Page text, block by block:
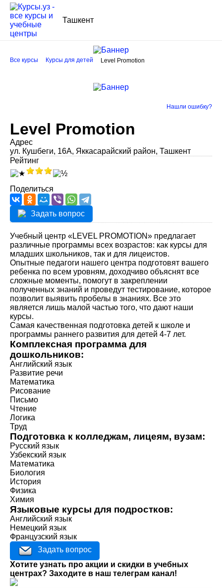
Ташкент
Все курсы Курсы для детей Level Promotion
Нашли ошибку?
Level Promotion
Адрес
ул. Кушбеги, 16А, Яккасарайский район, Ташкент
Рейтинг
Поделиться
Задать вопрос
Учебный центр «LEVEL PROMOTION» предлагает
различные программы всех возрастов: как курсы для
младших школьников, так и для лицеистов.
Опытные педагоги нашего центра подготовят вашего
ребенка по всем уровням, доходчиво объяснят все
сложные моменты, помогут в закреплении
полученных знаний и проведут тестирование, которое
позволит выявить пробелы в знаниях. Все это
является лишь малой частью того, что дают наши
курсы.
Самая качественная подготовка детей к школе и
программы раннего развития для детей 4-7 лет.
Комплексная программа для
дошкольников:
Английский язык
Развитие речи
Математика
Рисование
Письмо
Чтение
Логика
Труд
Подготовка к колледжам, лицеям, вузам:
Русский язык
Узбекский язык
Математика
Биология
История
Физика
Химия
Языковые курсы для подростков:
Английский язык
Немецкий язык
Французский язык
Задать вопрос
Хотите узнать про акции и скидки в учебных
центрах? Заходите в наш телеграм канал!